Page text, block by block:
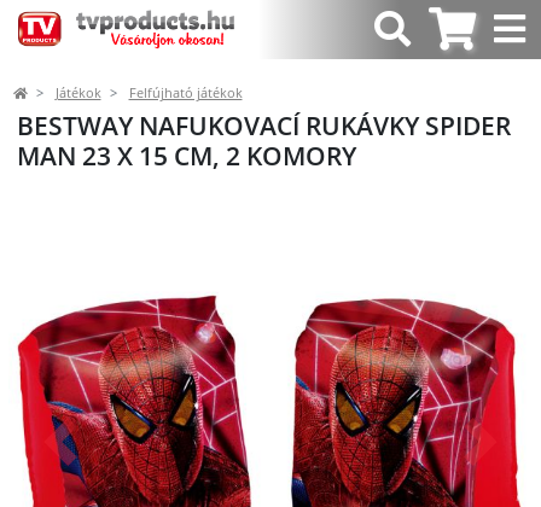
Játékok Felfújható játékok
BESTWAY NAFUKOVACÍ RUKÁVKY SPIDER
MAN 23 X 15 CM, 2 KOMORY
Előző